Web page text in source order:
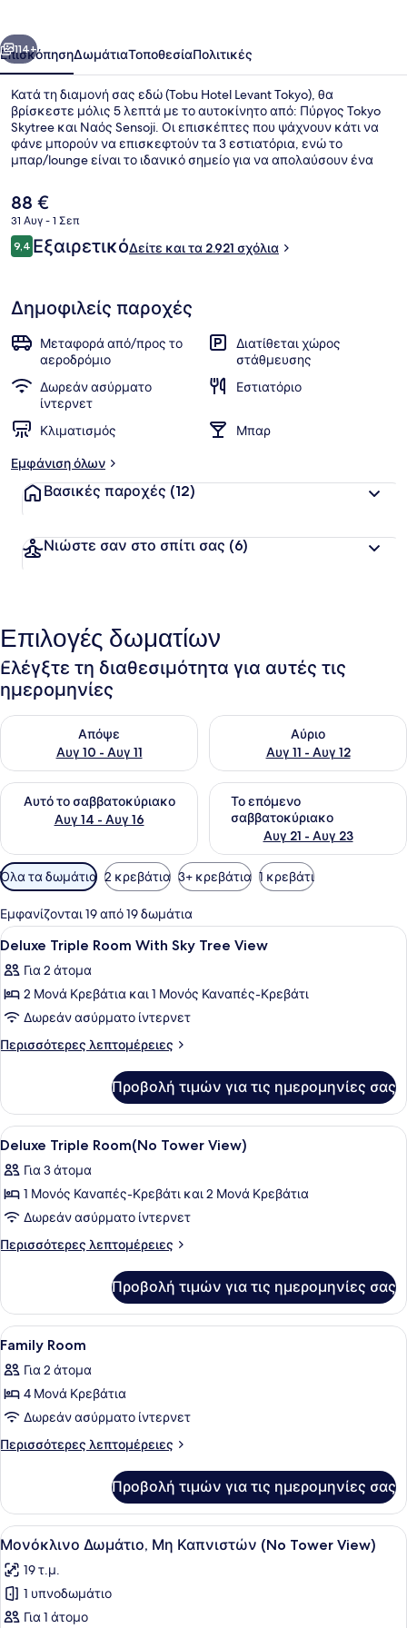
Είσοδος καταλύματος
Επόμενο
114+
ΕπισκόπησηΔωμάτιαΤοποθεσίαΠολιτικές
Κατά τη διαμονή σας εδώ (Tobu Hotel Levant Tokyo), θα
βρίσκεστε μόλις 5 λεπτά με το αυτοκίνητο από: Πύργος Tokyo
Skytree και Ναός Sensoji. Οι επισκέπτες που ψάχνουν κάτι να
φάνε μπορούν να επισκεφτούν τα 3 εστιατόρια, ενώ το
μπαρ/lounge είναι το ιδανικό σημείο για να απολαύσουν ένα
αυτοκίνητο θα βρείτε τα εξής: Αυτοκρατορικό Παλάτι του Τόκιο
και Tokyo Dome (στάδιο). Άλλοι ταξιδιώτες λατρεύουν το
εξυπηρετικό προσωπικό και το πρωινό.
Η
τρέχουσα
τιμή
είναι
88 €
31 Αυγ - 1 Σεπ
Σχόλια
9,49,4 στα 10
ΕξαιρετικόΔείτε και τα 2.921 σχόλια
Δημοφιλείς παροχές
Μεταφορά από/προς το
αεροδρόμιο
Διατίθεται χώρος
στάθμευσης
Δωρεάν ασύρματο
ίντερνετ
Εστιατόριο
Κλιματισμός
Μπαρ
Εμφάνιση όλων
Βασικές παροχές (12)
Νιώστε σαν στο σπίτι σας (6)
Επιλογές δωματίων
Ελέγξτε τη διαθεσιμότητα για αυτές τις
ημερομηνίες
Απόψε
Αυγ 10 - Αυγ 11
Έλεγχος διαθεσιμότητας για απόψε Αυγ 10 - Αυγ 11
Αύριο
Αυγ 11 - Αυγ 12
Έλεγχος διαθεσιμότητας
Αυτό το σαββατοκύριακο
Αυγ 14 - Αυγ 16
Έλεγχος διαθεσιμότητας για αυτό το σαββατοκύριακο Αυγ
Το επόμενο
σαββατοκύριακο
Αυγ 21 - Αυγ 23
Έλεγχος διαθεσιμότητας
Διαθέσιμα
φίλτρα
για
τα
δωμάτια
Όλα τα δωμάτια 2 κρεβάτια 3+ κρεβάτια 1 κρεβάτι
Εμφανίζονται 19 από 19 δωμάτια
Προβολή
όλων
των
φωτογραφιών
για
Deluxe
With
Sky
Tree
View
Κλινοσκεπάσματα υψηλής
10
Deluxe Triple Room With Sky Tree View
Για 2 άτομα
2 Μονά Κρεβάτια και 1 Μονός Καναπές-Κρεβάτι
Δωρεάν ασύρματο ίντερνετ
Περισσότερες λεπτομέρειες
Περισσότερες
Triple
Room
With
Tree
View
Προβολή τιμών για τις ημερομηνίες σας
Προβολή
όλων
των
φωτογραφιών
για
Deluxe
Tower
View)
Ένα δωμάτιο ξενοδοχείου με ένα
4
Deluxe Triple Room(No Tower View)
Για 3 άτομα
1 Μονός Καναπές-Κρεβάτι και 2 Μονά Κρεβάτια
Δωρεάν ασύρματο ίντερνετ
Περισσότερες λεπτομέρειες
Περισσότερες
Triple
Room(No
Tower
Προβολή τιμών για τις ημερομηνίες σας
Προβολή
όλων
των
φωτογραφιών
για
Family
Κλινοσκεπάσματα υψηλής
1
Family Room
Για 2 άτομα
4 Μονά Κρεβάτια
Δωρεάν ασύρματο ίντερνετ
Περισσότερες λεπτομέρειες
Περισσότερες
Room
Προβολή τιμών για τις ημερομηνίες σας
Προβολή
όλων
των
φωτογραφιών
για
Ένα δωμάτιο ξενοδοχείου με ένα
4
Μονόκλινο Δωμάτιο, Μη Καπνιστών (No Tower View)
19 τ.μ.
1 υπνοδωμάτιο
Για 1 άτομο